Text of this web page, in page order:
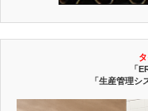
「
「生産管理シ